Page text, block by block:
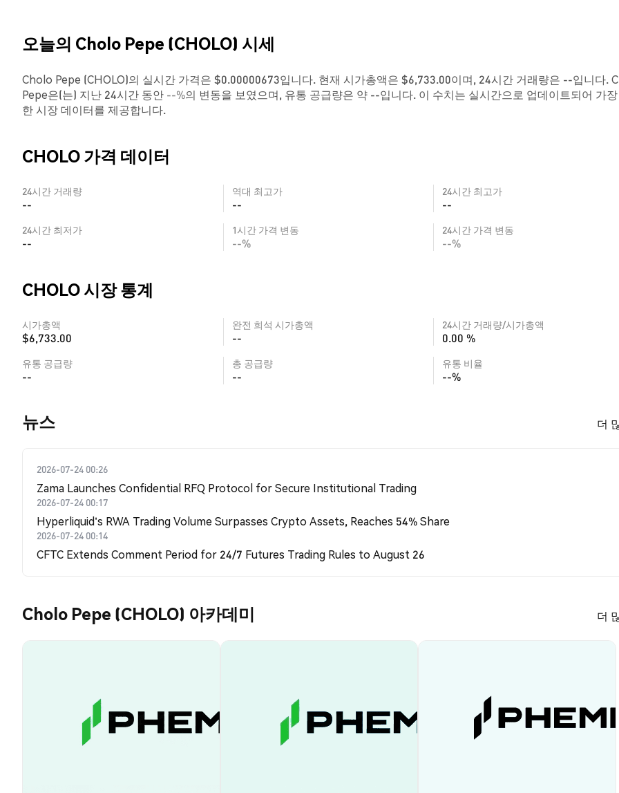
오늘의 Cholo Pepe (CHOLO) 시세
Cholo Pepe (CHOLO)의 실시간 가격은 $0.00000673입니다. 현재 시가총액은 $6,733.00이며, 24시간 거래량은 --입니다.
Pepe은(는) 지난 24시간 동안 --%의 변동을 보였으며, 유통 공급량은 약 --입니다. 이 수치는 실시간으로 업데이트되어 가
한 시장 데이터를 제공합니다.
CHOLO 가격 데이터
24시간 거래량
--
역대 최고가
--
24시간 최고가
--
24시간 최저가
--
1시간 가격 변동
--%
24시간 가격 변동
--%
CHOLO 시장 통계
시가총액
$6,733.00
완전 희석 시가총액
--
24시간 거래량/시가총액
0.00 %
유통 공급량
--
총 공급량
--
유통 비율
--%
뉴스 더
2026-07-24 00:26
Zama Launches Confidential RFQ Protocol for Secure Institutional Trading
2026-07-24 00:17
Hyperliquid's RWA Trading Volume Surpasses Crypto Assets, Reaches 54% Share
2026-07-24 00:14
CFTC Extends Comment Period for 24/7 Futures Trading Rules to August 26
Cholo Pepe (CHOLO) 아카데미 더